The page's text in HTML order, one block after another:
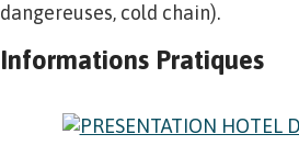
dangereuses, cold chain).
Informations Pratiques